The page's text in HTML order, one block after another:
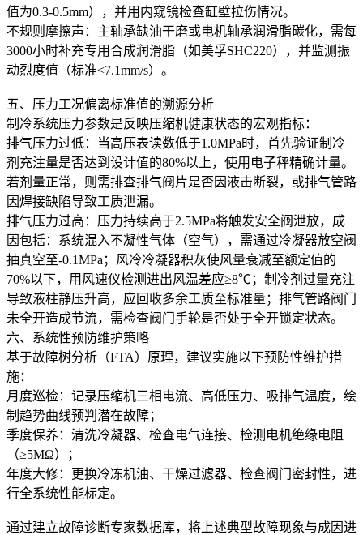
值为0.3-0.5mm），并用内窥镜检查缸壁拉伤情况。
不规则摩擦声：主轴承缺油干磨或电机轴承润滑脂碳化，需每
3000小时补充专用合成润滑脂（如美孚SHC220），并监测振
动烈度值（标准<7.1mm/s）。
五、压力工况偏离标准值的溯源分析
制冷系统压力参数是反映压缩机健康状态的宏观指标：
排气压力过低：当高压表读数低于1.0MPa时，首先验证制冷
剂充注量是否达到设计值的80%以上，使用电子秤精确计量。
若剂量正常，则需排查排气阀片是否因液击断裂，或排气管路
因焊接缺陷导致工质泄漏。
排气压力过高：压力持续高于2.5MPa将触发安全阀泄放，成
因包括：系统混入不凝性气体（空气），需通过冷凝器放空阀
抽真空至-0.1MPa；风冷冷凝器积灰使风量衰减至额定值的
70%以下，用风速仪检测进出风温差应≥8℃；制冷剂过量充注
导致液柱静压升高，应回收多余工质至标准量；排气管路阀门
未全开造成节流，需检查阀门手轮是否处于全开锁定状态。
六、系统性预防维护策略
基于故障树分析（FTA）原理，建议实施以下预防性维护措
施：
月度巡检：记录压缩机三相电流、高低压力、吸排气温度，绘
制趋势曲线预判潜在故障；
季度保养：清洗冷凝器、检查电气连接、检测电机绝缘电阻
（≥5MΩ）；
年度大修：更换冷冻机油、干燥过滤器、检查阀门密封性，进
行全系统性能标定。
通过建立故障诊断专家数据库，将上述典型故障现象与成因进